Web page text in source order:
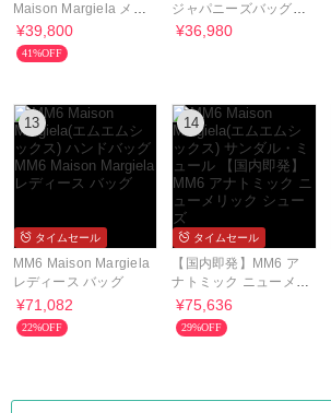
Maison Margiela メッ
シュクロスボディバッ
グ
¥39,800
41%OFF
ジャパニーズバッグ
M60606 P4313
¥36,980
13
タイムセール
MM6 Maison Margiela
レディース バッグ
¥71,082
22%OFF
14
タイムセール
【国内即発】MM6 ア
ナトミック ニューメリ
ック シューズ
¥75,636
29%OFF